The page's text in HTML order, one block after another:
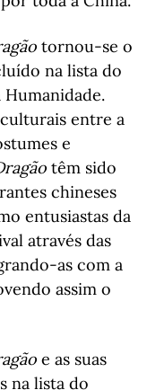
tornou-se o
na lista do
entre a
e
têm sido
chineses
entusiastas da
através das
as com a
assim o
e as suas
na lista do